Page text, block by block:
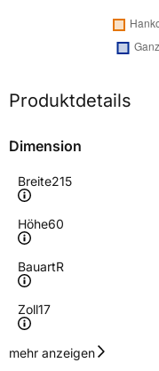
Produktdetails
Dimension
Breite215
Höhe60
BauartR
Zoll17
Geschwindigkeitsindex
mehr anzeigen